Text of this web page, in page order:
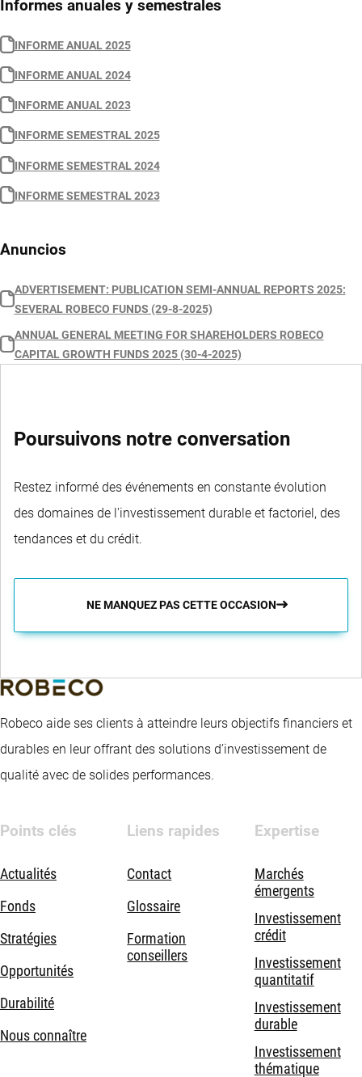
Informes anuales y semestrales
INFORME ANUAL 2025
INFORME ANUAL 2024
INFORME ANUAL 2023
INFORME SEMESTRAL 2025
INFORME SEMESTRAL 2024
INFORME SEMESTRAL 2023
Anuncios
ADVERTISEMENT: PUBLICATION SEMI-ANNUAL REPORTS 2025:
SEVERAL ROBECO FUNDS (29-8-2025)
ANNUAL GENERAL MEETING FOR SHAREHOLDERS ROBECO
CAPITAL GROWTH FUNDS 2025 (30-4-2025)
Poursuivons notre conversation
Restez informé des événements en constante évolution
des domaines de l'investissement durable et factoriel, des
tendances et du crédit.
NE MANQUEZ PAS CETTE OCCASION
Robeco aide ses clients à atteindre leurs objectifs financiers et
durables en leur offrant des solutions d’investissement de
qualité avec de solides performances.
Points clés
Actualités
Fonds
Stratégies
Opportunités
Durabilité
Nous connaître
Liens rapides
Contact
Glossaire
Formation
conseillers
Expertise
Marchés
émergents
Investissement
crédit
Investissement
quantitatif
Investissement
durable
Investissement
thématique